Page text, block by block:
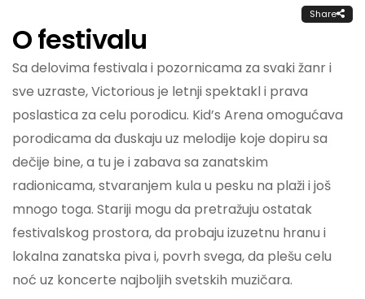
Share
O festivalu
Sa delovima festivala i pozornicama za svaki žanr i
sve uzraste, Victorious je letnji spektakl i prava
poslastica za celu porodicu. Kid’s Arena omogućava
porodicama da đuskaju uz melodije koje dopiru sa
dečije bine, a tu je i zabava sa zanatskim
radionicama, stvaranjem kula u pesku na plaži i još
mnogo toga. Stariji mogu da pretražuju ostatak
festivalskog prostora, da probaju izuzetnu hranu i
lokalna zanatska piva i, povrh svega, da plešu celu
noć uz koncerte najboljih svetskih muzičara.